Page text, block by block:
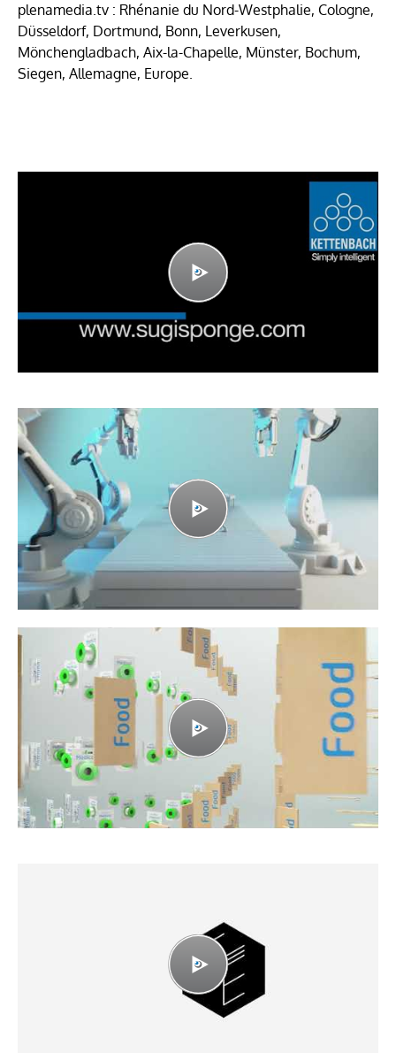
plenamedia.tv : Rhénanie du Nord-Westphalie, Cologne,
Düsseldorf, Dortmund, Bonn, Leverkusen,
Mönchengladbach, Aix-la-Chapelle, Münster, Bochum,
Siegen, Allemagne, Europe.